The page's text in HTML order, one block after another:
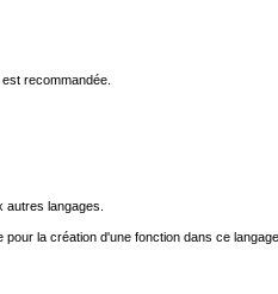
recommandée.
autres langages.
la création d'une fonction dans ce langage.